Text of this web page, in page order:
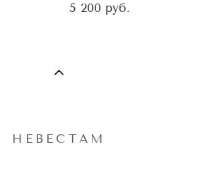
5 200 pуб.
НЕВЕСТАМ